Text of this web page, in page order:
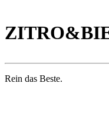
Rein das Beste.